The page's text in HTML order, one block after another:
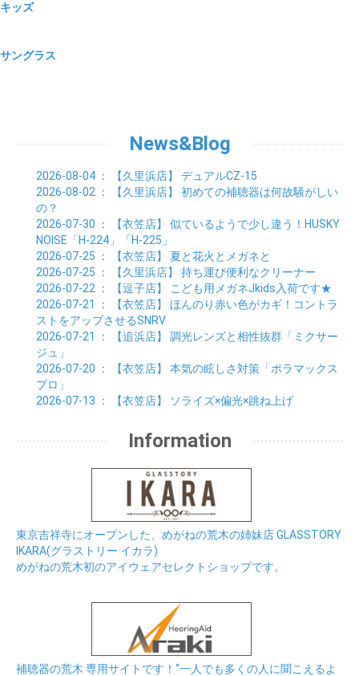
キッズ
サングラス
News&Blog
2026-08-04 ： 【久里浜店】 デュアルCZ-15
2026-08-02 ： 【久里浜店】 初めての補聴器は何故騒がしい
の？
2026-07-30 ： 【衣笠店】 似ているようで少し違う！HUSKY
NOISE「H-224」「H-225」
2026-07-25 ： 【衣笠店】 夏と花火とメガネと
2026-07-25 ： 【久里浜店】 持ち運び便利なクリーナー
2026-07-22 ： 【逗子店】
こども用メガネJkids入荷です★
2026-07-21
： 【衣笠店】 ほんのり赤い色がカギ！コントラ
ストをアップさせるSNRV
2026-07-21
： 【追浜店】 調光レンズと相性抜群「ミクサー
ジュ」
2026-07-20 ： 【衣笠店】 本気の眩しさ対策「ポラマックス
プロ」
2026-07-13 ： 【衣笠店】 ソライズ×偏光×跳ね上げ
Information
東京吉祥寺にオープンした、めがねの荒木の姉妹店 GLASSTORY
IKARA(グラストリー イカラ)
めがねの荒木初のアイウェアセレクトショップです。
補聴器の荒木 専用サイトです！“一人でも多くの人に聞こえるよ